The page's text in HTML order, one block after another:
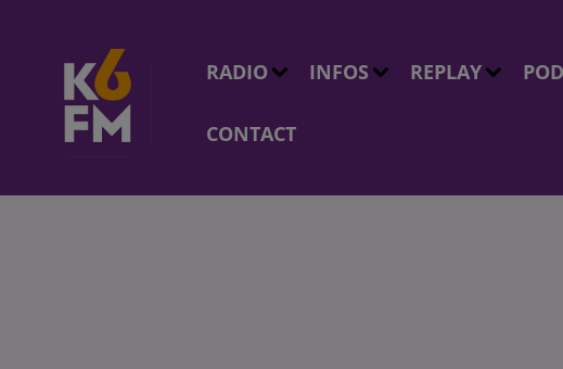
RADIO INFOS REPLAY
CONTACT